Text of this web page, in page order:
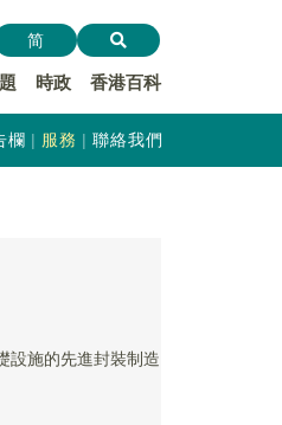
時政 香港百科
简
欄 服務 聯絡我們
設施的先進封裝制造